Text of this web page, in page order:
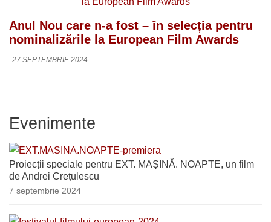
Anul Nou care n-a fost – în selecția pentru
nominalizările la European Film Awards
27 SEPTEMBRIE 2024
Evenimente
Proiecții speciale pentru EXT. MAȘINĂ. NOAPTE, un film
de Andrei Crețulescu
7 septembrie 2024